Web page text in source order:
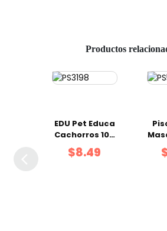
Productos
EDU Pet Educa
Cachorros 100
ml
$8.49